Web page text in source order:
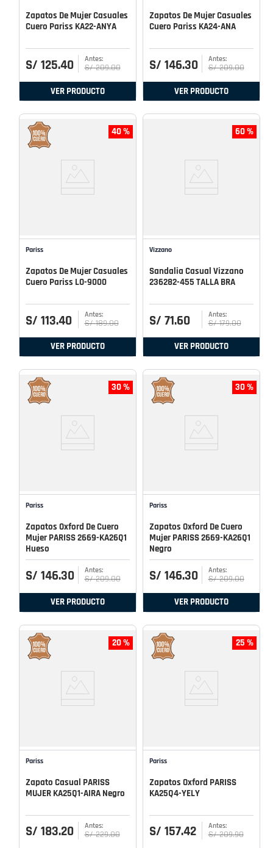
Zapatos De Mujer Casuales
Cuero Pariss KA22-ANYA
S/ 125.40 S/ 209.00
VER PRODUCTO
Zapatos De Mujer Casuales
Cuero Pariss KA24-ANA
S/ 146.30 S/ 209.00
VER PRODUCTO
40 %
Pariss
Zapatos De Mujer Casuales
Cuero Pariss LO-9000
S/ 113.40 S/ 189.00
VER PRODUCTO
60 %
Vizzano
Sandalia Casual Vizzano
236282-455 TALLA BRA
S/ 71.60 S/ 179.00
VER PRODUCTO
30 %
Pariss
Zapatos Oxford De Cuero
Mujer PARISS 2669-KA26Q1
Hueso
S/ 146.30 S/ 209.00
VER PRODUCTO
30 %
Pariss
Zapatos Oxford De Cuero
Mujer PARISS 2669-KA26Q1
Negro
S/ 146.30 S/ 209.00
VER PRODUCTO
20 %
Pariss
Zapato Casual PARISS
MUJER KA25Q1-AIRA Negro
S/ 183.20 S/ 229.00
25 %
Pariss
Zapatos Oxford PARISS
KA25Q4-YELY
S/ 157.42 S/ 209.90